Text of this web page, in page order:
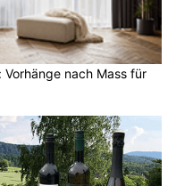
Vorhänge nach Mass für